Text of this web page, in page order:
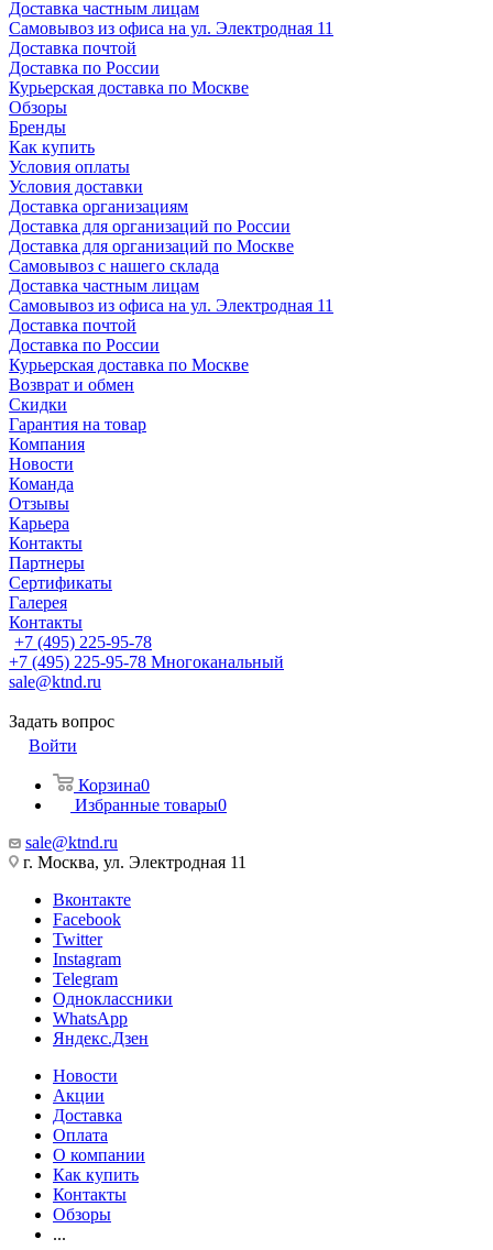
Доставка частным лицам
Самовывоз из офиса на ул. Электродная 11
Доставка почтой
Доставка по России
Курьерская доставка по Москве
Обзоры
Бренды
Как купить
Условия оплаты
Условия доставки
Доставка организациям
Доставка для организаций по России
Доставка для организаций по Москве
Самовывоз с нашего склада
Доставка частным лицам
Самовывоз из офиса на ул. Электродная 11
Доставка почтой
Доставка по России
Курьерская доставка по Москве
Возврат и обмен
Скидки
Гарантия на товар
Компания
Новости
Команда
Отзывы
Карьера
Контакты
Партнеры
Сертификаты
Галерея
Контакты
+7 (495) 225-95-78
+7 (495) 225-95-78 Многоканальный
sale@ktnd.ru
Задать вопрос
Войти
Корзина0
Избранные товары0
sale@ktnd.ru
г. Москва, ул. Электродная 11
Вконтакте
Facebook
Twitter
Instagram
Telegram
Одноклассники
WhatsApp
Яндекс.Дзен
Новости
Акции
Доставка
Оплата
О компании
Как купить
Контакты
Обзоры
...